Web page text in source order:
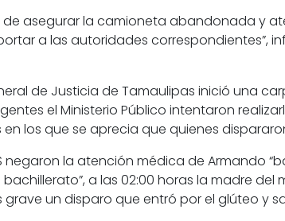
de asegurar la camioneta abandonada y
a las autoridades correspondientes”,
de Justicia de Tamaulipas inició una
el Ministerio Público intentaron
los que se aprecia que quienes
negaron la atención médica de Armando
a las 02:00 horas la madre
grave un disparo que entró por el glúteo y